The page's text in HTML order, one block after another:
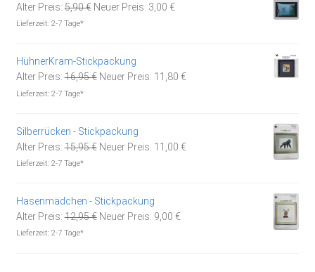
Alter Preis: 5,90€ Ursprünglicher
Neuer Preis: 3,00 €Aktueller
Lieferzeit: 2-7 Tage*
HühnerKram-Stickpackung
Alter Preis: 16,95€ Ursprünglicher
Neuer Preis: 11,80 €Aktueller
Lieferzeit: 2-7 Tage*
Silberrücken - Stickpackung
Alter Preis: 15,95€ Ursprünglicher
Neuer Preis: 11,00 €Aktueller
Lieferzeit: 2-7 Tage*
Hasenmädchen - Stickpackung
Alter Preis: 12,95€ Ursprünglicher
Neuer Preis: 9,00 €Aktueller
Lieferzeit: 2-7 Tage*